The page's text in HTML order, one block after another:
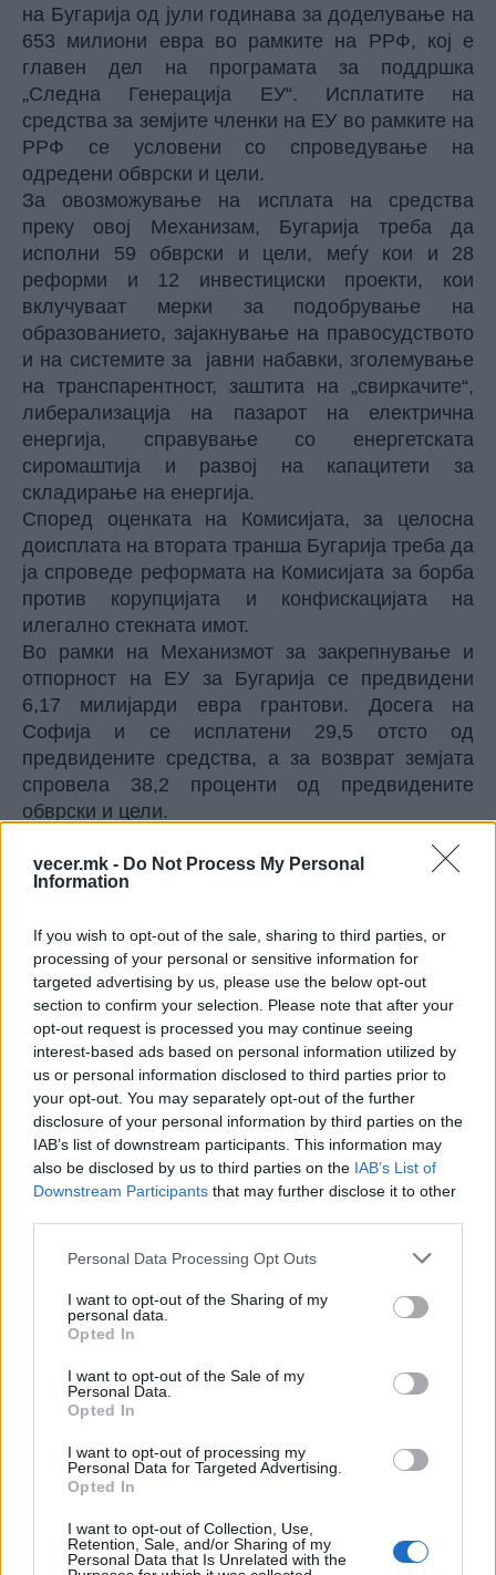
vecer.mk - Do Not Process My Personal
Information
If you wish to opt-out of the sale, sharing to third parties, or
processing of your personal or sensitive information for
targeted advertising by us, please use the below opt-out
section to confirm your selection. Please note that after your
opt-out request is processed you may continue seeing
interest-based ads based on personal information utilized by
us or personal information disclosed to third parties prior to
your opt-out. You may separately opt-out of the further
disclosure of your personal information by third parties on the
IAB’s list of downstream participants. This information may
also be disclosed by us to third parties on the IAB’s List of
Downstream Participants that may further disclose it to other
Personal Data Processing Opt Outs
I want to opt-out of the Sharing of my
personal data.
Opted In
I want to opt-out of the Sale of my
Personal Data.
Opted In
I want to opt-out of processing my
Personal Data for Targeted Advertising.
Opted In
I want to opt-out of Collection, Use,
Retention, Sale, and/or Sharing of my
Personal Data that Is Unrelated with the
на Бугарија од јули годинава за доделување на
653 милиони евра во рамките на РРФ, кој е
главен дел на програмата за поддршка
„Следна Генерација ЕУ“. Исплатите на
средства за земјите членки на ЕУ во рамките на
РРФ се условени со спроведување на
одредени обврски и цели.
За овозможување на исплата на средства
преку овој Механизам, Бугарија треба да
исполни 59 обврски и цели, меѓу кои и 28
реформи и 12 инвестициски проекти, кои
вклучуваат мерки за подобрување на
образованието, зајакнување на правосудството
и на системите за јавни набавки, зголемување
на транспарентност, заштита на „свиркачите“,
либерализација на пазарот на електрична
енергија, справување со енергетската
сиромаштија и развој на капацитети за
складирање на енергија.
Според оценката на Комисијата, за целосна
доисплата на втората транша Бугарија треба да
ја спроведе реформата на Комисијата за борба
против корупцијата и конфискацијата на
илегално стекната имот.
Во рамки на Механизмот за закрепнување и
отпорност на ЕУ за Бугарија се предвидени
6,17 милијарди евра грантови. Досега на
Софија и се исплатени 29,5 отсто од
предвидените средства, а за возврат земјата
спровела 38,2 проценти од предвидените
обврски и цели.
“НЕВЛАДИНИТЕ“ ШАРЕНИ ВО
СРБИЈА ОД СТРАНСТВО ИМ СЕ
ИСПЛАТЕНИ 1,3 МИЛИЈАРДИ
ЕВРА!!!
ПЛАЖИТЕ ВО ЦРНА ГОРА СЕ
ЗАГАДЕНИ СО ФЕКАЛИИ,
обележани се со црвени
знамиња
НАЈЧИТАНИ ВО ПОСЛЕДНИ 7 ДЕНА
УАПСЕН МАКЕДОНЕЦОТ АНДРЕЈ
ТАНАСКОВСКИ, ЧЛЕН НА
КАВАЧКИ КЛАН (ФОТО)
(Видео) СНИМКА СО ПАРИ КОИ
Ахмети кажа што го мачи:
УЧК...
ТЕЖОК ДЕН И ЈАВНО
човекот појма нема од
ништо, освен за кеш
Црна Гора ја уапси жената која